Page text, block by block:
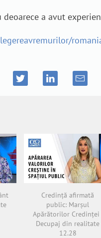
a avut
Credință afirmată
public: Marșul
Apărătorilor Credinței
Decupaj din realitate
12.28